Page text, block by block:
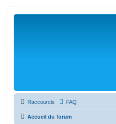
Raccourcis FAQ
Accueil du forum